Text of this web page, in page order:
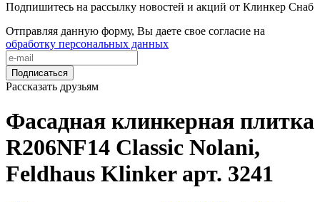
Подпишитесь на рассылку новостей и акций от Клинкер Снаб
Отправляя данную форму, Вы даете свое согласие на
обработку персональных данных
Подписаться
Рассказать друзьям
Фасадная клинкерная плитка
R206NF14 Classic Nolani,
Feldhaus Klinker арт. 3241